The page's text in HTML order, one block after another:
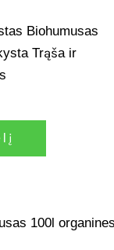
Biohumusas
Trąša ir